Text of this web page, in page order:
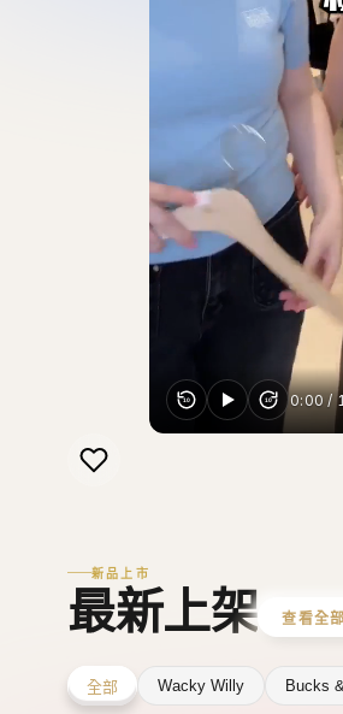
10 10 0:00/
新品上市
最新上架 查看全部
全部 Wacky Willy Bucks